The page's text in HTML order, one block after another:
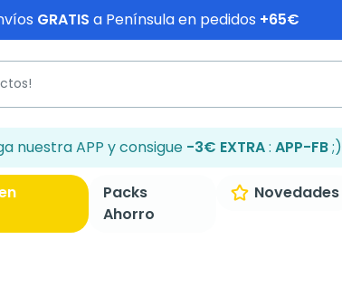
GRATIS a Península en pedidos +65€
nuestra APP y consigue -3€ EXTRA: APP-FB;)
Packs
Ahorro
Novedades